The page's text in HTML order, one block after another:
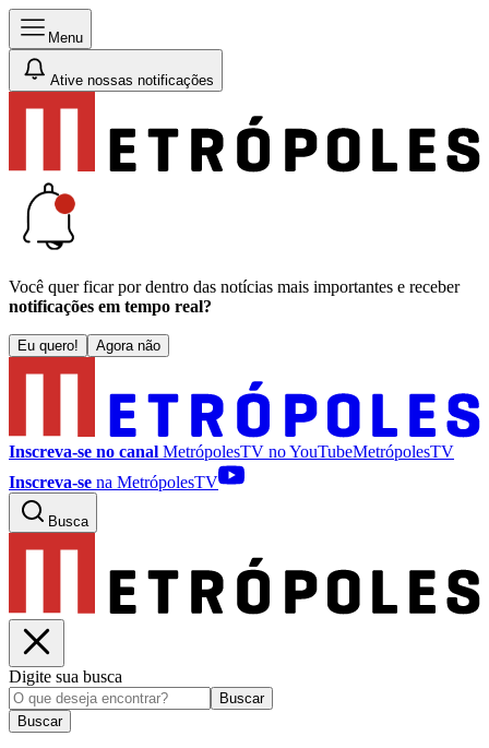
Menu
Ative nossas notificações
Você quer ficar por dentro das notícias mais importantes e receber
notificações em tempo real?
Eu quero! Agora não
Inscreva-se no canal MetrópolesTV noYouTubeMetrópolesTV
Inscreva-se na MetrópolesTV
Busca
Digite sua busca
Buscar
Buscar